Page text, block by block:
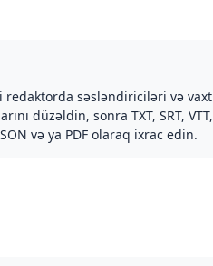
redaktorda səsləndiriciləri və vaxt
düzəldin, sonra TXT, SRT, VTT,
və ya PDF olaraq ixrac edin.